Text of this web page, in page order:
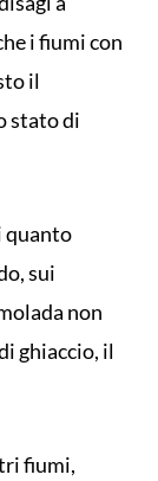
i fiumi con
il
stato di
quanto
sui
non
ghiaccio, il
fiumi,